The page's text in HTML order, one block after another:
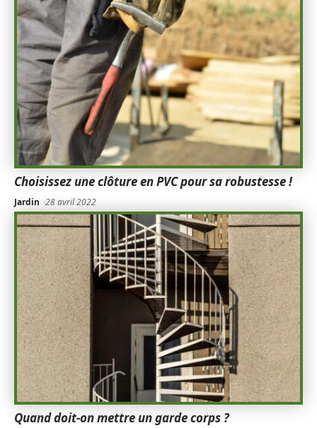
Choisissez une clôture en PVC pour sa robustesse !
Jardin 28 avril 2022
Quand doit-on mettre un garde corps ?